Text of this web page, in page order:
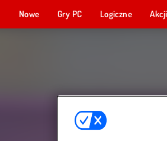
Nowe Gry PC Logiczne Akcji